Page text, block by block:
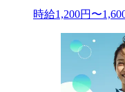
時給1,200円〜